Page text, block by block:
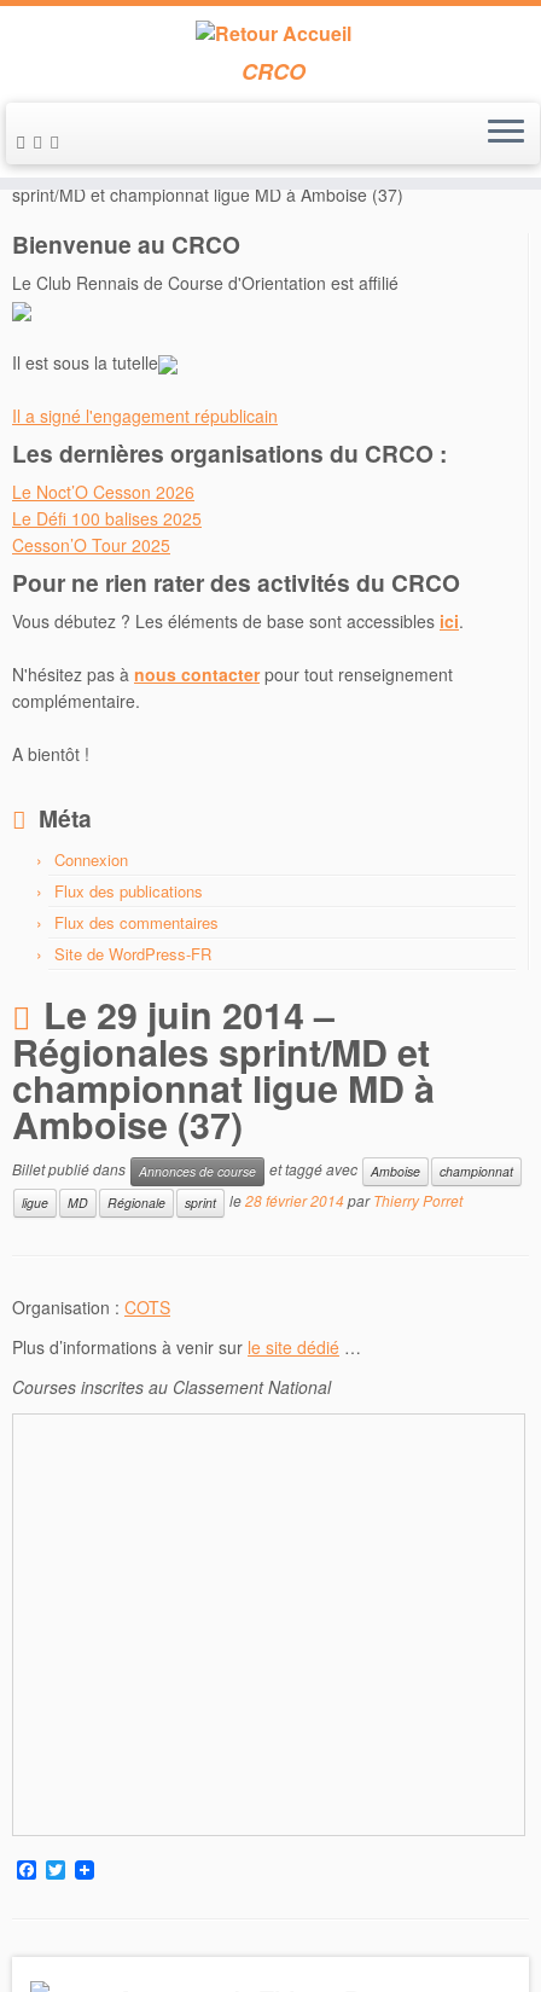
Passer
au
contenu
CRCO
Accueil » Annonces de course » Le 29 juin 2014 – Régionales
sprint/MD et championnat ligue MD à Amboise (37)
Bienvenue au CRCO
Le Club Rennais de Course d'Orientation est affilié
Il est sous la tutelle
Il a signé l'engagement républicain
Les dernières organisations du CRCO :
Le Noct’O Cesson 2026
Le Défi 100 balises 2025
Cesson’O Tour 2025
Pour ne rien rater des activités du CRCO
Vous débutez ? Les éléments de base sont accessibles ici.
N'hésitez pas à nous contacterpour tout renseignement
complémentaire.
A bientôt !
Méta
Connexion
Flux des publications
Flux des commentaires
Site de WordPress-FR
Le 29 juin 2014 –
Régionales sprint/MD et
championnat ligue MD à
Amboise (37)
Billet publié dans Annonces de course et taggé avec Amboise
championnat
ligue
MD Régionale sprint le28 février 2014parThierry Porret
Organisation : COTS
Plus d’informations à venir sur le site dédié …
Courses inscrites au Classement National
F
a
o
o
T
w
e